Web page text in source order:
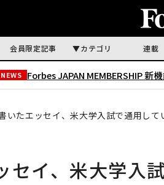
会員限定記事 カテゴリ 連載
NEWS Forbes JAPAN MEMBERSHIP 新機
いたエッセイ、米大学入試で通用して
イ、米大学入